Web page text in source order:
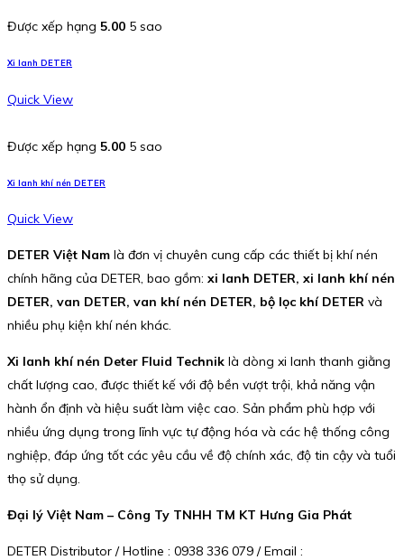
Được xếp hạng 5.00 5 sao
Xi lanh DETER
Quick View
Được xếp hạng 5.00 5 sao
Xi lanh khí nén DETER
Quick View
DETER Việt Nam là đơn vị chuyên cung cấp các thiết bị khí nén
chính hãng của DETER, bao gồm: xi lanh DETER, xi lanh khí nén
DETER, van DETER, van khí nén DETER, bộ lọc khí DETER và
nhiều phụ kiện khí nén khác.
Xi lanh khí nén Deter Fluid Technik là dòng xi lanh thanh giằng
chất lượng cao, được thiết kế với độ bền vượt trội, khả năng vận
hành ổn định và hiệu suất làm việc cao. Sản phẩm phù hợp với
nhiều ứng dụng trong lĩnh vực tự động hóa và các hệ thống công
nghiệp, đáp ứng tốt các yêu cầu về độ chính xác, độ tin cậy và tuổi
thọ sử dụng.
Đại lý Việt Nam – Công Ty TNHH TM KT Hưng Gia Phát
DETER Distributor / Hotline : 0938 336 079 / Email :